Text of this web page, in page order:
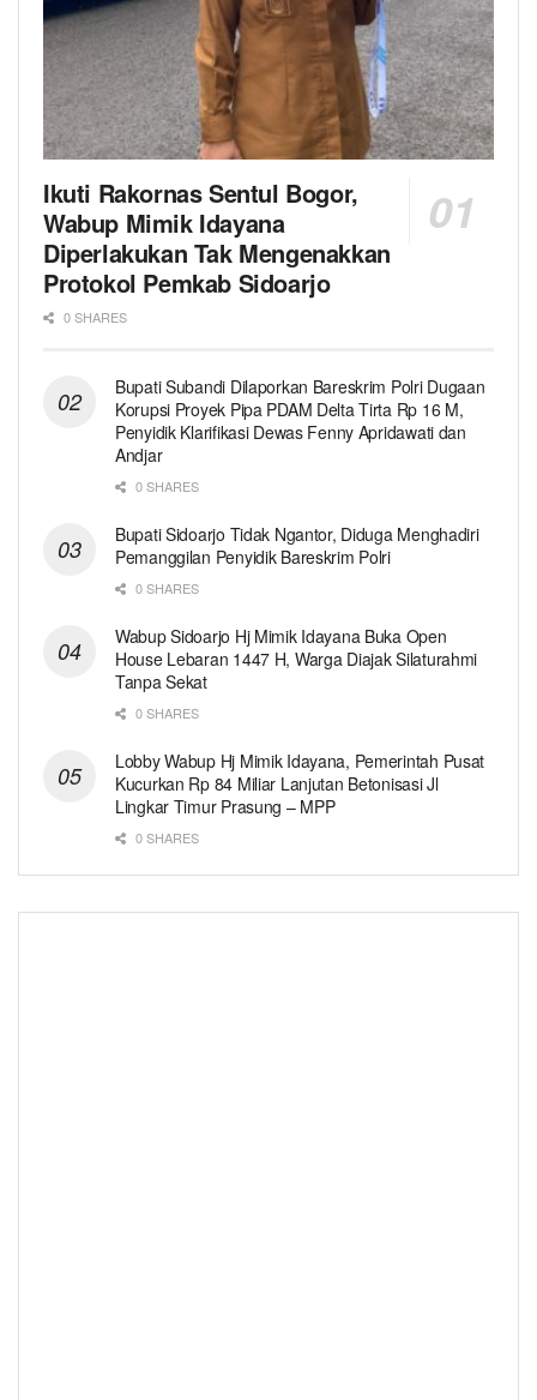
Ikuti Rakornas Sentul Bogor,
Wabup Mimik Idayana
Diperlakukan Tak Mengenakkan
Protokol Pemkab Sidoarjo
0 SHARES
Bupati Subandi Dilaporkan Bareskrim Polri Dugaan
Korupsi Proyek Pipa PDAM Delta Tirta Rp 16 M,
Penyidik Klarifikasi Dewas Fenny Apridawati dan
Andjar
0 SHARES
Bupati Sidoarjo Tidak Ngantor, Diduga Menghadiri
Pemanggilan Penyidik Bareskrim Polri
0 SHARES
Wabup Sidoarjo Hj Mimik Idayana Buka Open
House Lebaran 1447 H, Warga Diajak Silaturahmi
Tanpa Sekat
0 SHARES
Lobby Wabup Hj Mimik Idayana, Pemerintah Pusat
Kucurkan Rp 84 Miliar Lanjutan Betonisasi Jl
Lingkar Timur Prasung – MPP
0 SHARES